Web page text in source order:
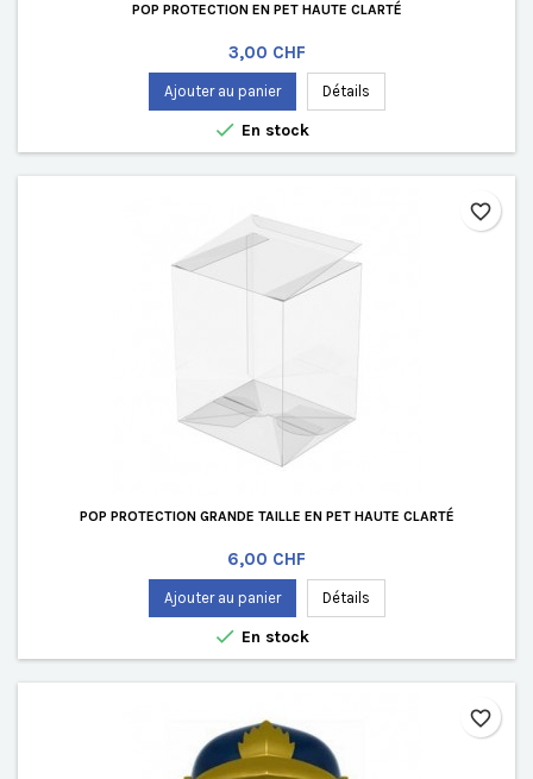
POP PROTECTION EN PET HAUTE CLARTÉ
Prix
3,00 CHF
Ajouter au panier Détails
 En stock
POP PROTECTION GRANDE TAILLE EN PET HAUTE CLARTÉ
Prix
6,00 CHF
Ajouter au panier Détails
 En stock
favorite_border
favorite_border